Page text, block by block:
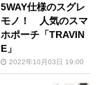
5WAY仕様のスグレ
モノ！ 人気のスマ
ホポーチ「TRAVIN
E」
2022年10月03日 19:00